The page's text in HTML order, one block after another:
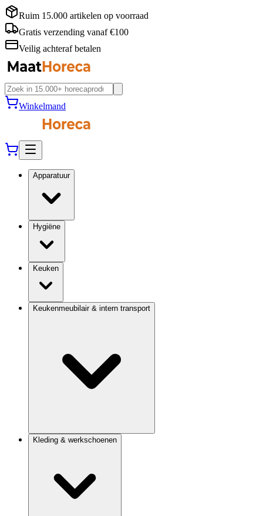
Ruim 15.000 artikelen op voorraad
Gratis verzending vanaf €100
Veilig achteraf betalen
Winkelmand
Apparatuur
Hygiëne
Keuken
Keukenmeubilair & intern transport
Kleding & werkschoenen